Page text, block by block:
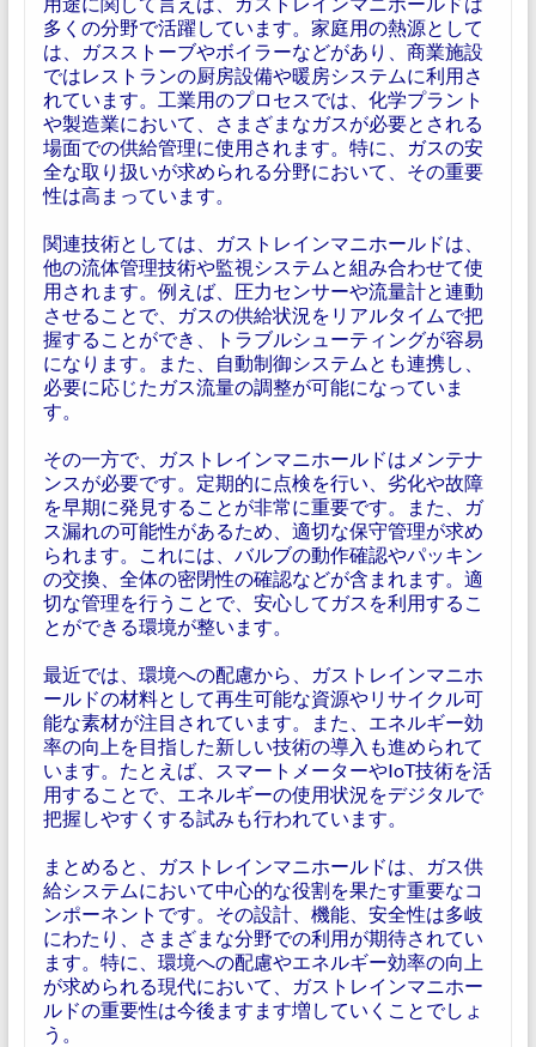
多くの分野で活躍しています。家庭用の熱源として
は、ガスストーブやボイラーなどがあり、商業施設
ではレストランの厨房設備や暖房システムに利用さ
れています。工業用のプロセスでは、化学プラント
や製造業において、さまざまなガスが必要とされる
場面での供給管理に使用されます。特に、ガスの安
全な取り扱いが求められる分野において、その重要
性は高まっています。
関連技術としては、ガストレインマニホールドは、
他の流体管理技術や監視システムと組み合わせて使
用されます。例えば、圧力センサーや流量計と連動
させることで、ガスの供給状況をリアルタイムで把
握することができ、トラブルシューティングが容易
になります。また、自動制御システムとも連携し、
必要に応じたガス流量の調整が可能になっていま
す。
その一方で、ガストレインマニホールドはメンテナ
ンスが必要です。定期的に点検を行い、劣化や故障
を早期に発見することが非常に重要です。また、ガ
ス漏れの可能性があるため、適切な保守管理が求め
られます。これには、バルブの動作確認やパッキン
の交換、全体の密閉性の確認などが含まれます。適
切な管理を行うことで、安心してガスを利用するこ
とができる環境が整います。
最近では、環境への配慮から、ガストレインマニホ
ールドの材料として再生可能な資源やリサイクル可
能な素材が注目されています。また、エネルギー効
率の向上を目指した新しい技術の導入も進められて
います。たとえば、スマートメーターやIoT技術を活
用することで、エネルギーの使用状況をデジタルで
把握しやすくする試みも行われています。
まとめると、ガストレインマニホールドは、ガス供
給システムにおいて中心的な役割を果たす重要なコ
ンポーネントです。その設計、機能、安全性は多岐
にわたり、さまざまな分野での利用が期待されてい
ます。特に、環境への配慮やエネルギー効率の向上
が求められる現代において、ガストレインマニホー
ルドの重要性は今後ますます増していくことでしょ
う。